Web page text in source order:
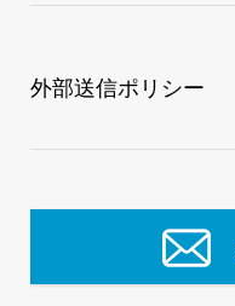
外部送信ポリシー